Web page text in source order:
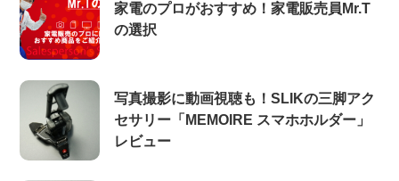
家電のプロがおすすめ！家電販売員Mr.T
の選択
写真撮影に動画視聴も！SLIKの三脚アク
セサリー「MEMOIRE スマホホルダー」
レビュー